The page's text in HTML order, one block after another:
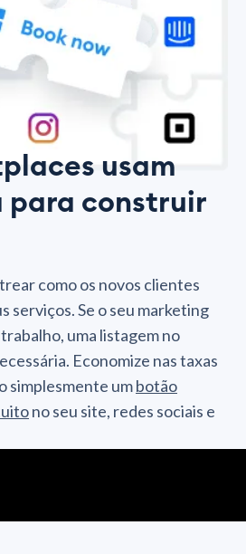
usam
para construir
como os novos clientes
serviços. Se o seu marketing
uma listagem no
Economize nas taxas
simplesmente umbotão
no seu site, redes sociais e